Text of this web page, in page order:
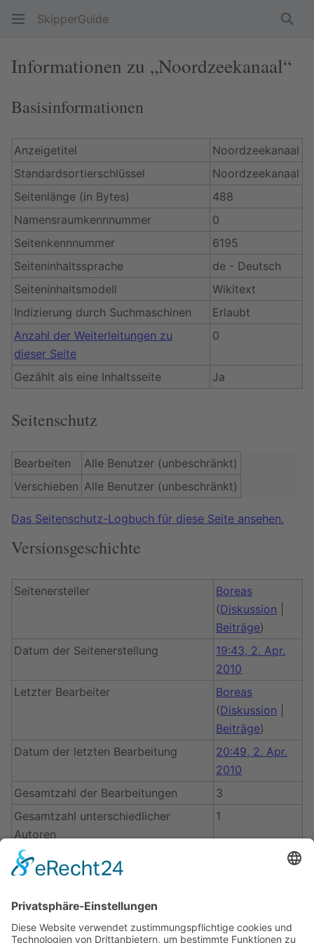
SkipperGuide
Informationen zu „Noordzeekanaal“
Basisinformationen
Anzeigetitel
Noordzeekanaal
Standardsortierschlüssel
Noordzeekanaal
Seitenlänge (in Bytes)
488
Namensraumkennnummer
0
Seitenkennnummer
6195
Seiteninhaltssprache
de - Deutsch
Seiteninhaltsmodell
Wikitext
Indizierung durch Suchmaschinen
Erlaubt
Anzahl der Weiterleitungen zu
dieser Seite
0
Gezählt als eine Inhaltsseite Ja
Seitenschutz
Bearbeiten
Alle Benutzer (unbeschränkt)
Verschieben Alle Benutzer (unbeschränkt)
Das Seitenschutz-Logbuch für diese Seite ansehen.
Versionsgeschichte
Seitenersteller
Boreas
(Diskussion
Beiträge)
Datum der Seitenerstellung
19:43, 2. Apr.
2010
Letzter Bearbeiter
Boreas
(Diskussion
Beiträge)
Datum der letzten Bearbeitung
20:49, 2. Apr.
2010
Gesamtzahl der Bearbeitungen
3
Gesamtzahl unterschiedlicher
Autoren
1
Anzahl der kürzlich erfolgten
Bearbeitungen (in den letzten 90
Anzahl unterschiedlicher Autoren der
kürzlich erfolgten Bearbeitungen